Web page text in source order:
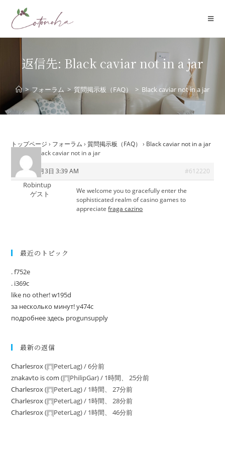
返信先: Black caviar not in a jar
> フォーラム > 質問掲示板（FAQ） > Black caviar not in a jar
トップページ › フォーラム › 質問掲示板（FAQ） › Black caviar not in a jar
返信先: Black caviar not in a jar
2026年6月3日 3:39 AM #612220
Robintup
ゲスト
We welcome you to gracefully enter the
sophisticated realm of casino games to
appreciatefraga cazino
最近のトピック
. f752e
. i369c
like no other! w195d
за несколько минут! y474c
подробнее здесь progunsupply
最新の返信
Charlesrox( PeterLag) /6分前
znakavto is com ( PhilipGar) / 1時間、 25分前
Charlesrox( PeterLag) / 1時間、 27分前
Charlesrox( PeterLag) / 1時間、 28分前
Charlesrox( PeterLag) / 1時間、 46分前